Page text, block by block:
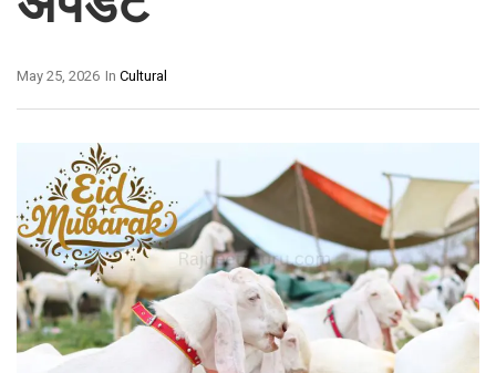
In Cultural
May 25, 2026